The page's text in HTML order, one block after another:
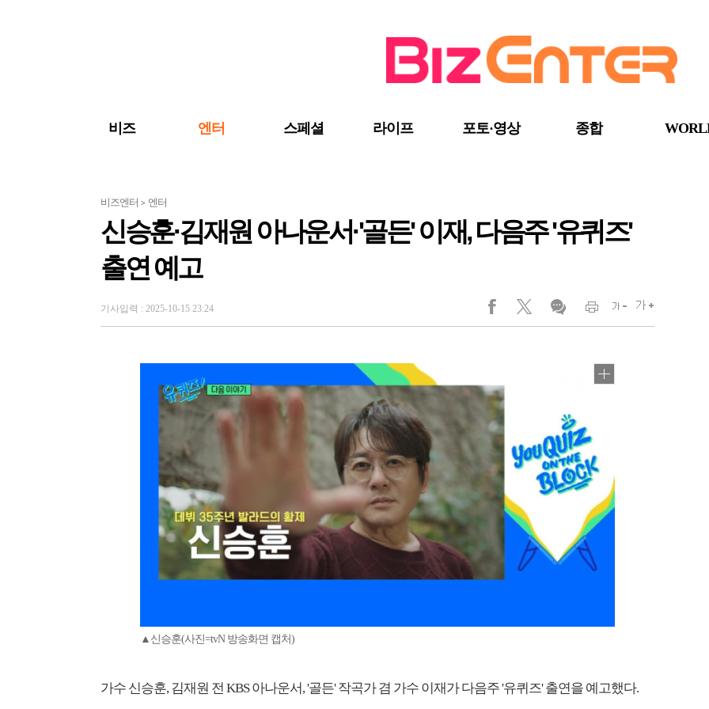
비즈 엔터 스페셜 라이프 포토·영상 종합
비즈엔터 > 엔터
신승훈·김재원 아나운서·'골든' 이재, 다음주 '유퀴즈'
출연 예고
기사입력 : 2025-10-15 23:24
▲신승훈(사진=tvN 방송화면 캡처)
가수 신승훈, 김재원 전 KBS 아나운서, '골든' 작곡가 겸 가수 이재가 다음주 '유퀴즈' 출연을 예고했다.